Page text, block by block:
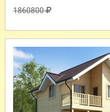
1860800